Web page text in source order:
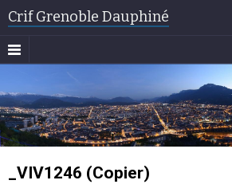
Crif Grenoble Dauphiné
_VIV1246 (Copier)